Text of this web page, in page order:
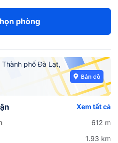
phòng
phố Đà Lạt,
Xem tất cả
612 m
1.93 km